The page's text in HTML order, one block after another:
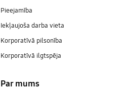
Pieejamība
Iekļaujoša darba vieta
Korporatīvā pilsonība
Korporatīvā ilgtspēja
Par mums